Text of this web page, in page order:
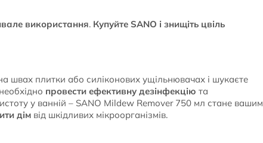
використання. Купуйте SANO і знищіть цвіль
швах плитки або силіконових ущільнювачах і шукаєте
провести ефективну дезінфекцію та
у ванній – SANO Mildew Remover 750 мл стане вашим
дім від шкідливих мікроорганізмів.